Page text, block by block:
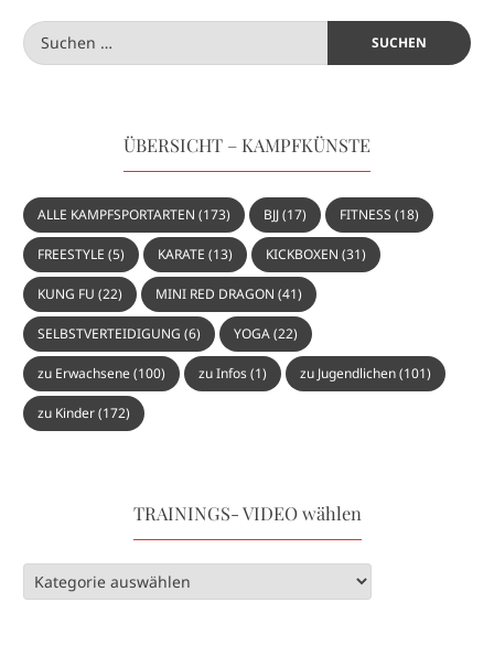
ÜBERSICHT – KAMPFKÜNSTE
ALLE KAMPFSPORTARTEN (173) BJJ(17) FITNESS (18)
FREESTYLE (5) KARATE (13) KICKBOXEN (31)
KUNG FU (22) MINI RED DRAGON (41)
SELBSTVERTEIDIGUNG (6) YOGA(22)
zu Erwachsene(100) zu Infos(1) zu Jugendlichen(101)
zu Kinder(172)
TRAININGS- VIDEO wählen